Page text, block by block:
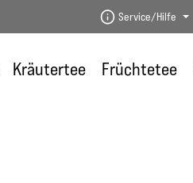
Service/Hilfe
Kräutertee Früchtetee